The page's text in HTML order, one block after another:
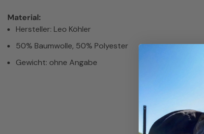
Material:
Hersteller: Leo Köhler
50% Baumwolle, 50% Polyester
Gewicht: ohne Angabe